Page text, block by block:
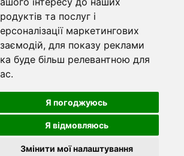
та послуг і
маркетингових
, для показу реклами
буде більш релевантною для
.
Я погоджуюсь
Я відмовляюсь
Змінити мої налаштування
Угода
користувача
© ФК «Динамо» Київ